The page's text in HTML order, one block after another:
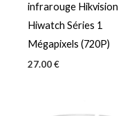
infrarouge Hikvision
Hiwatch Séries 1
Mégapixels (720P)
27.00€